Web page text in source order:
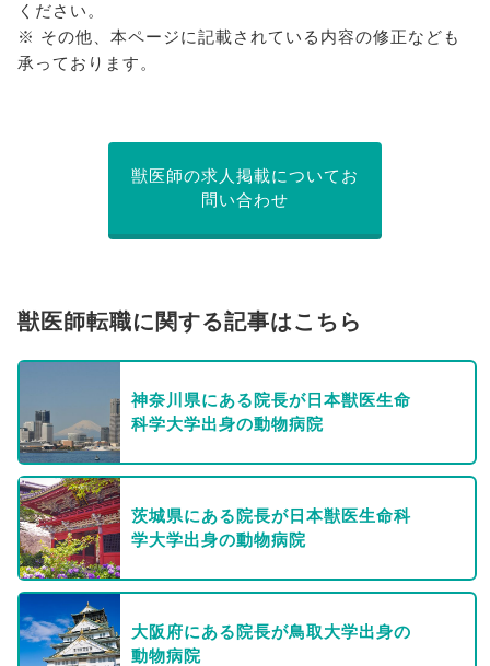
ください。
※ その他、本ページに記載されている内容の修正なども
承っております。
獣医師の求人掲載についてお
問い合わせ
獣医師転職に関する記事はこちら
神奈川県にある院長が日本獣医生命
科学大学出身の動物病院
茨城県にある院長が日本獣医生命科
学大学出身の動物病院
大阪府にある院長が鳥取大学出身の
動物病院